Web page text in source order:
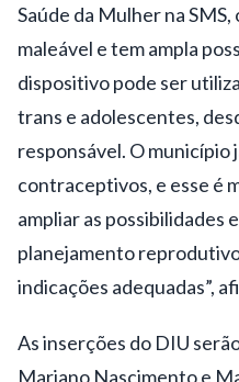
Saúde da Mulher na
maleável e tem ampla
dispositivo pode ser
trans e adolescentes,
responsável. O
contraceptivos, e esse é
ampliar as possibilidades
planejamento
indicações adequadas”,
As inserções do DIU
Mariano Nascimento e